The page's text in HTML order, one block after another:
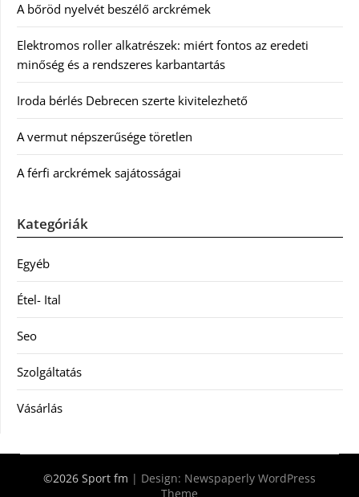
A bőröd nyelvét beszélő arckrémek
Elektromos roller alkatrészek: miért fontos az eredeti
minőség és a rendszeres karbantartás
Iroda bérlés Debrecen szerte kivitelezhető
A vermut népszerűsége töretlen
A férfi arckrémek sajátosságai
Kategóriák
Egyéb
Étel- Ital
Seo
Szolgáltatás
Vásárlás
©2026 Sport fm | Design: Newspaperly WordPress
Theme